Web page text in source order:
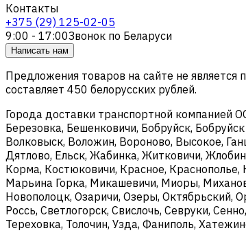
Контакты
+375 (29) 125-02-05
9:00 - 17:00Звонок по Беларуси
Написать нам
Предложения товаров на сайте не
составляет 450 белорусских рублей.
Города доставки транспортной компанией
Березовка, Бешенковичи, Бобруйск,
Волковыск, Воложин, Вороново, Высокое,
Дятлово, Ельск, Жабинка, Житковичи,
Корма, Костюковичи, Красное,
Марьина Горка, Микашевичи, Миоры,
Новополоцк, Озаричи, Озеры, Октябрьский,
Россь, Светлогорск, Свислочь, Севруки,
Тереховка, Толочин, Узда, Фаниполь,